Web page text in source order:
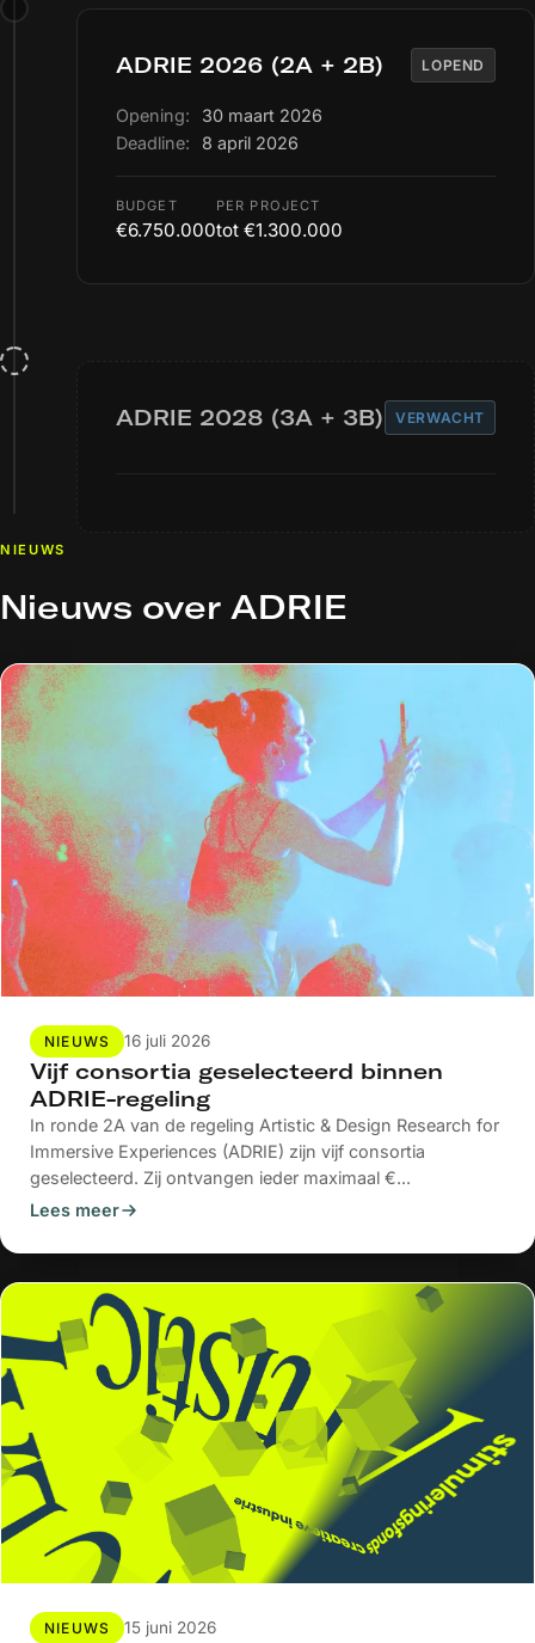
ADRIE 2026 (2A + 2B) LOPEND
Opening:
30 maart 2026
Deadline:
8 april 2026
BUDGET
€6.750.000
PER PROJECT
tot €1.300.000
ADRIE 2028 (3A + 3B) VERWACHT
NIEUWS
Nieuws over ADRIE
NIEUWS 16 juli 2026
Vijf consortia geselecteerd binnen
ADRIE-regeling
In ronde 2A van de regeling Artistic & Design Research for
Immersive Experiences (ADRIE) zijn vijf consortia
geselecteerd. Zij ontvangen ieder maximaal €...
Lees meer
NIEUWS 15 juni 2026